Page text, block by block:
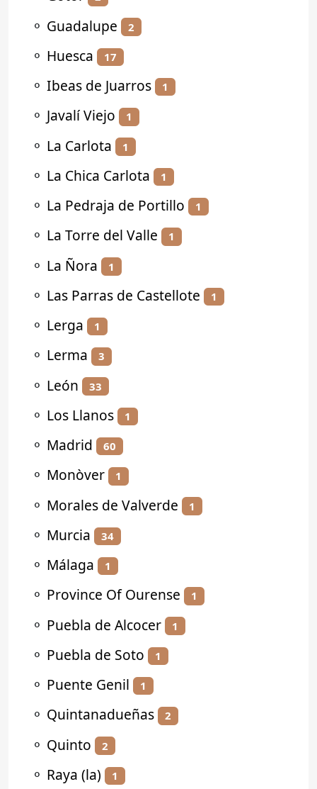
⚬ Guadalupe 2
⚬ Huesca 17
⚬ Ibeas de Juarros 1
⚬ Javalí Viejo 1
⚬ La Carlota 1
⚬ La Chica Carlota 1
⚬ La Pedraja de Portillo 1
⚬ La Torre del Valle 1
⚬ La Ñora 1
⚬ Las Parras de Castellote 1
⚬ Lerga 1
⚬ Lerma 3
⚬ León 33
⚬ Los Llanos 1
⚬ Madrid 60
⚬ Monòver 1
⚬ Morales de Valverde 1
⚬ Murcia 34
⚬ Málaga 1
⚬ Province Of Ourense 1
⚬ Puebla de Alcocer 1
⚬ Puebla de Soto 1
⚬ Puente Genil 1
⚬ Quintanadueñas 2
⚬ Quinto 2
⚬ Raya (la) 1